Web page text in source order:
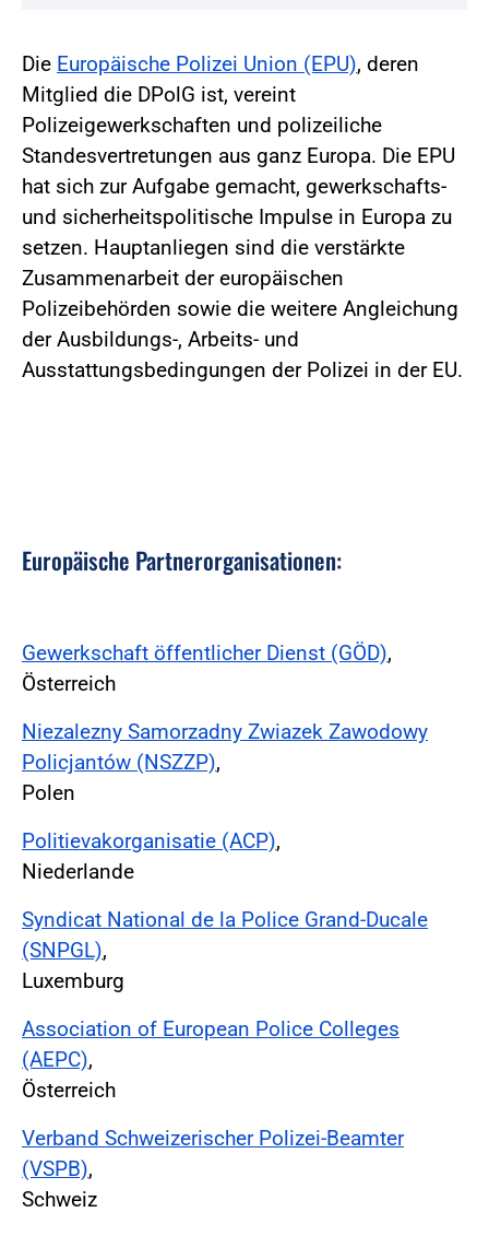
Die Europäische Polizei Union (EPU), deren
Mitglied die DPolG ist, vereint
Polizeigewerkschaften und polizeiliche
Standesvertretungen aus ganz Europa. Die EPU
hat sich zur Aufgabe gemacht, gewerkschafts-
und sicherheitspolitische Impulse in Europa zu
setzen. Hauptanliegen sind die verstärkte
Zusammenarbeit der europäischen
Polizeibehörden sowie die weitere Angleichung
der Ausbildungs-, Arbeits- und
Ausstattungsbedingungen der Polizei in der EU.
Europäische Partnerorganisationen:
Gewerkschaft öffentlicher Dienst (GÖD),
Österreich
Niezalezny Samorzadny Zwiazek Zawodowy
Policjantów (NSZZP),
Polen
Politievakorganisatie (ACP),
Niederlande
Syndicat National de la Police Grand-Ducale
(SNPGL),
Luxemburg
Association of European Police Colleges
(AEPC),
Österreich
Verband Schweizerischer Polizei-Beamter
(VSPB),
Schweiz